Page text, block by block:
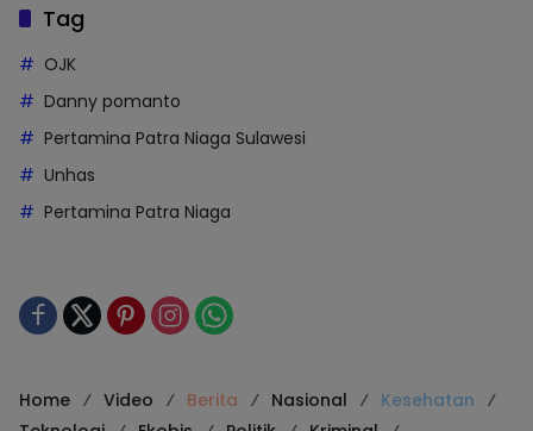
Tag
OJK
Danny pomanto
Pertamina Patra Niaga Sulawesi
Unhas
Pertamina Patra Niaga
Home Video Berita Nasional
Kesehatan